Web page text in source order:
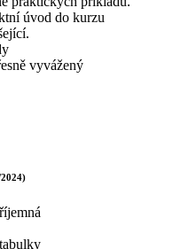
úvod do kurzu
vyvážený